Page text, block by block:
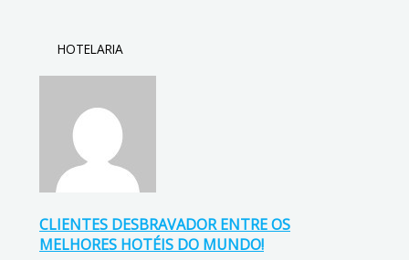
HOTELARIA
CLIENTES DESBRAVADOR ENTRE OS
MELHORES HOTÉIS DO MUNDO!